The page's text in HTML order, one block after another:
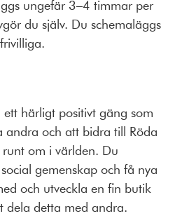
ungefär 3–4 timmar per
du själv. Du schemaläggs
härligt positivt gäng som
andra och att bidra till Röda
runt om i världen. Du
gemenskap och få nya
och utveckla en fin butik
dela detta med andra.